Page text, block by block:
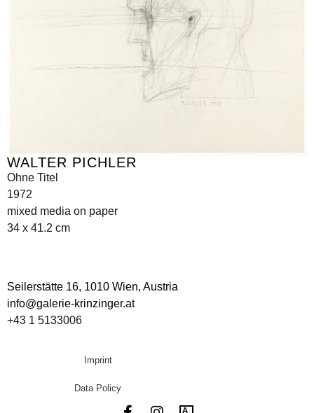
WALTER PICHLER
Ohne Titel
1972
mixed media on paper
34 x 41.2 cm
Seilerstätte 16, 1010 Wien, Austria
info@galerie-krinzinger.at
+43 1 5133006
Imprint
Data Policy